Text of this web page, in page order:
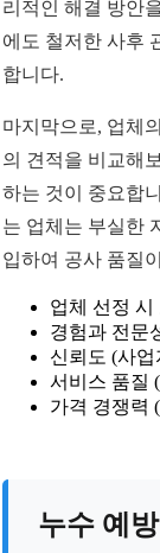
리적인 해결 방안
에도 철저한 사후
합니다.
마지막으로, 업체
의 견적을 비교해
하는 것이 중요합
는 업체는 부실한
입하여 공사 품질
업체 선정 시
경험과 전문
신뢰도 (사
서비스 품질
가격 경쟁력
누수 예